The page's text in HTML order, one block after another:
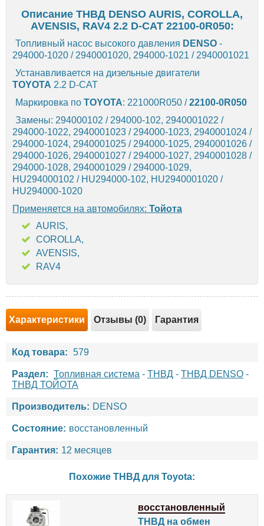
Описание ТНВД DENSO AURIS, COROLLA,
AVENSIS, RAV4 2.2 D-CAT 22100-0R050:
Топливный насос высокого давления DENSO -
294000-1020 / 2940001020, 294000-1021 / 2940001021
Устанавливается на дизельные двигатели
TOYOTA 2.2 D-CAT
Маркировка по TOYOTA: 221000R050 /22100-0R050
Замены: 294000102 / 294000-102, 2940001022 /
294000-1022, 2940001023 / 294000-1023, 2940001024 /
294000-1024, 2940001025 / 294000-1025, 2940001026 /
294000-1026, 2940001027 / 294000-1027, 2940001028 /
294000-1028, 2940001029 / 294000-1029,
HU294000102 / HU294000-102, HU2940001020 /
HU294000-1020
Применяется на автомобилях: Тойота
AURIS,
COROLLA,
AVENSIS,
RAV4
Характеристики Отзывы (0) Гарантия
Код товара: 579
Раздел: Топливная система - ТНВД - ТНВД DENSO -
ТНВД ТОЙОТА
Производитель: DENSO
Состояние: восстановленный
Гарантия: 12 месяцев
Похожие ТНВД для Toyota:
восстановленный
ТНВД на обмен